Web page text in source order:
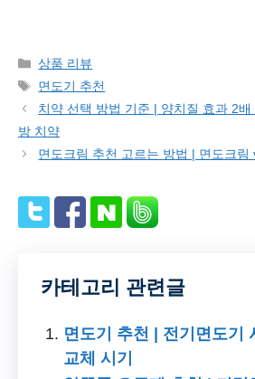
Categories
상품 리뷰
Tags
면도기 추천
치약 선택 방법 기준 | 양치질 효과 2
방 치약
면도크림 추천 고르는 방법 | 면도크림
카테고리 관련글
면도기 추천 | 전기면도기
교체 시기